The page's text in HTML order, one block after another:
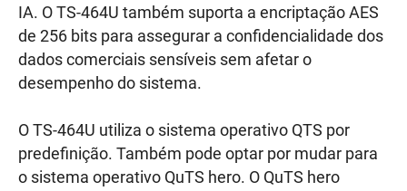
IA. O TS-464U também suporta a encriptação AES
de 256 bits para assegurar a confidencialidade dos
dados comerciais sensíveis sem afetar o
desempenho do sistema.
O TS-464U utiliza o sistema operativo QTS por
predefinição. Também pode optar por mudar para
o sistema operativo QuTS hero. O QuTS hero